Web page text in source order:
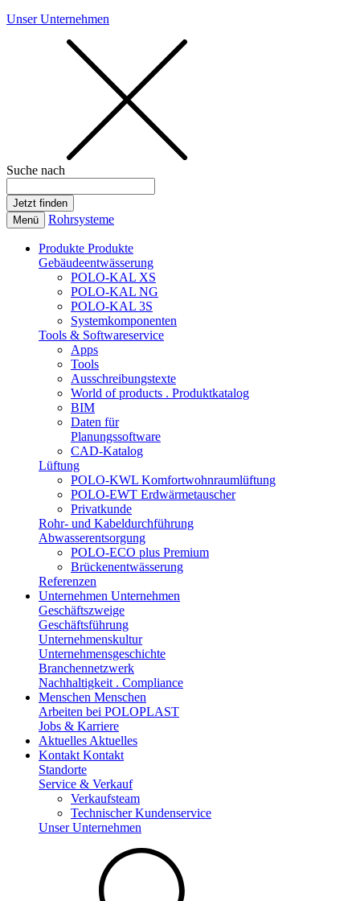
Unser Unternehmen
Suche nach
Menü Rohrsysteme
Produkte Produkte
Gebäudeentwässerung
POLO-KAL XS
POLO-KAL NG
POLO-KAL 3S
Systemkomponenten
Tools & Softwareservice
Apps
Tools
Ausschreibungstexte
World of products . Produktkatalog
BIM
Daten für
Planungssoftware
CAD-Katalog
Lüftung
POLO-KWL Komfortwohnraumlüftung
POLO-EWT Erdwärmetauscher
Privatkunde
Rohr- und Kabeldurchführung
Abwasserentsorgung
POLO-ECO plus Premium
Brückenentwässerung
Referenzen
Unternehmen Unternehmen
Geschäftszweige
Geschäftsführung
Unternehmenskultur
Unternehmensgeschichte
Branchennetzwerk
Nachhaltigkeit . Compliance
Menschen Menschen
Arbeiten bei POLOPLAST
Jobs & Karriere
Aktuelles Aktuelles
Kontakt Kontakt
Standorte
Service & Verkauf
Verkaufsteam
Technischer Kundenservice
Unser Unternehmen